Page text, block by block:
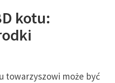
kotu:
towarzyszowi może być